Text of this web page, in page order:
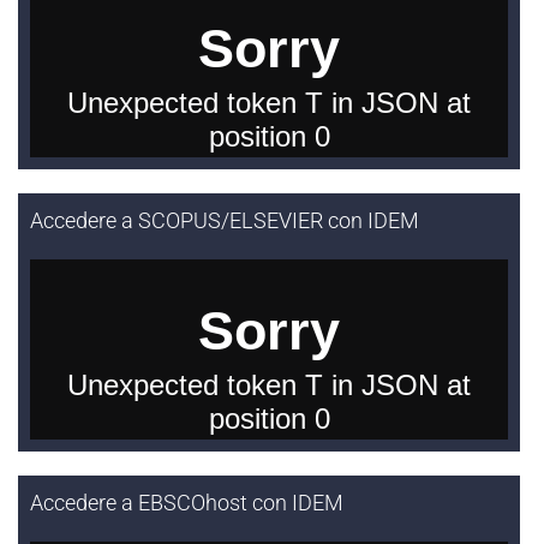
Accedere a SCOPUS/ELSEVIER con IDEM
Accedere a EBSCOhost con IDEM